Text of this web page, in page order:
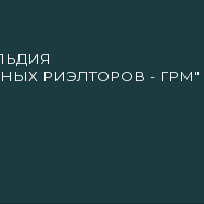
РИЭЛТОРОВ - ГРМ"